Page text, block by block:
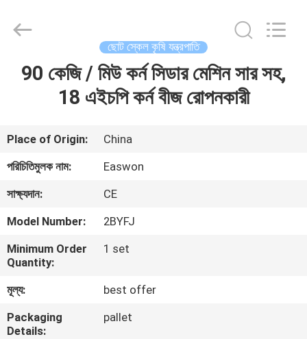
বাড়ি
আমাদের
সম্পর্কে
কারখানা
ভ্রমণ
মান
নিয়ন্ত্রণ
Export
Reserved.
ছোট স্কেল কৃষি যন্ত্রপাতি
90 কেজি / মিউ কর্ন সিডার মেশিন সার সহ,
18 এইচপি কর্ন বীজ রোপনকারী
Place of Origin:
China
পরিচিতিমুলক নাম:
Easwon
সাক্ষ্যদান:
CE
Model Number:
2BYFJ
Minimum Order
Quantity:
1 set
মূল্য:
best offer
Packaging
Details:
pallet